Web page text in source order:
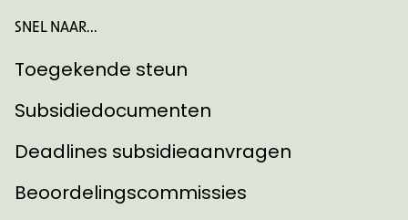
SNEL NAAR...
Toegekende steun
Subsidiedocumenten
Deadlines subsidieaanvragen
Beoordelingscommissies